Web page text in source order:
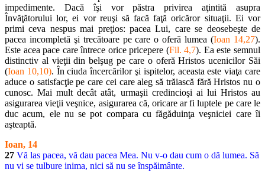
impedimente. Dacă îşi vor păstra privirea aţintită asupra
Învăţătorului lor, ei vor reuşi să facă faţă oricăror situaţii. Ei vor
primi ceva nespus mai preţios: pacea Lui, care se deosebeşte de
pacea incompletă şi trecătoare pe care o oferă lumea (Ioan 14,27).
Este acea pace care întrece orice pricepere (Fil. 4,7). Ea este semnul
distinctiv al vieţii din belşug pe care o oferă Hristos ucenicilor Săi
(Ioan 10,10). În ciuda încercărilor şi ispitelor, aceasta este viaţa care
aduce o satisfacţie pe care cei care aleg să trăiască fără Hristos nu o
cunosc. Mai mult decât atât, urmaşii credincioşi ai lui Hristos au
asigurarea vieţii veşnice, asigurarea că, oricare ar fi luptele pe care le
duc acum, ele nu se pot compara cu făgăduinţa veşniciei care îi
aşteaptă.
Ioan, 14
27 Vă las pacea, vă dau pacea Mea. Nu v-o dau cum o dă lumea. Să
nu vi se tulbure inima, nici să nu se înspăimânte.